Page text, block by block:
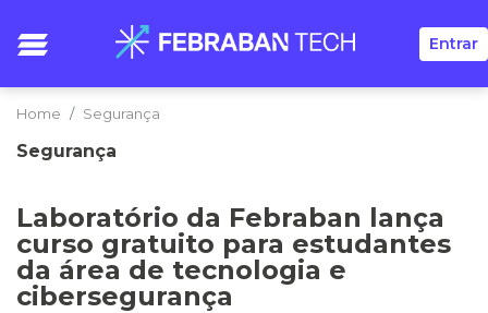
Entrar
Home Segurança
Segurança
Laboratório da Febraban lança
curso gratuito para estudantes
da área de tecnologia e
cibersegurança